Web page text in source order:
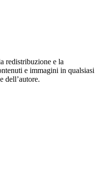
redistribuzione e la
e immagini in qualsiasi
dell’autore.